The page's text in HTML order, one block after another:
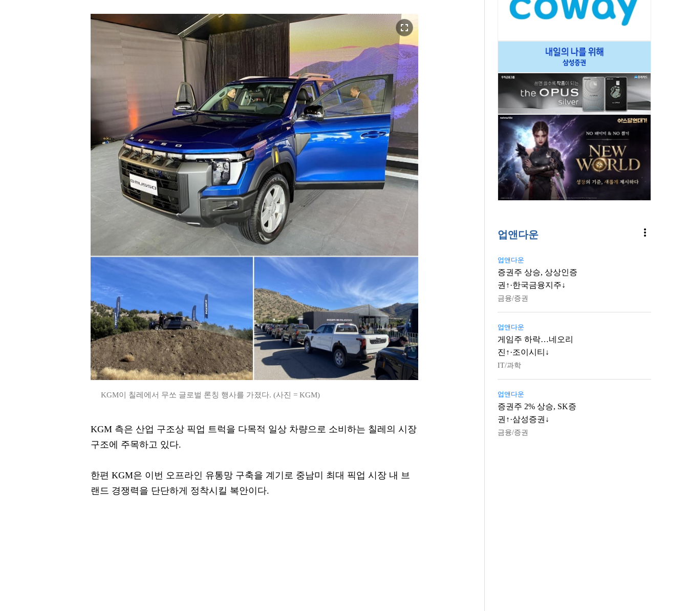
fullscreen
KGM이 칠레에서 무쏘 글로벌 론칭 행사를 가졌다. (사진 = KGM)
KGM 측은 산업 구조상 픽업 트럭을 다목적 일상 차량으로 소비하는 칠레의 시장
구조에 주목하고 있다.
한편 KGM은 이번 오프라인 유통망 구축을 계기로 중남미 최대 픽업 시장 내 브
랜드 경쟁력을 단단하게 정착시킬 복안이다.
업앤다운 more_vert
업앤다운
증권주 상승, 상상인증
권↑·한국금융지주↓
금융/증권
업앤다운
게임주 하락…네오리
진↑·조이시티↓
IT/과학
업앤다운
증권주 2% 상승, SK증
권↑·삼성증권↓
금융/증권